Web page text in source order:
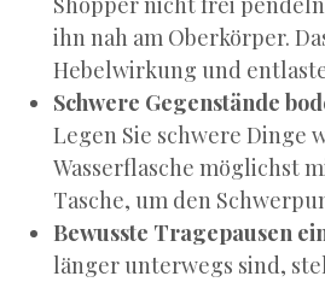
ihn nah am Oberkörper.
Hebelwirkung und
Schwere Gegenstände
Legen Sie schwere Dinge
Wasserflasche möglichst
Tasche, um den
Bewusste Tragepausen
länger unterwegs sind,